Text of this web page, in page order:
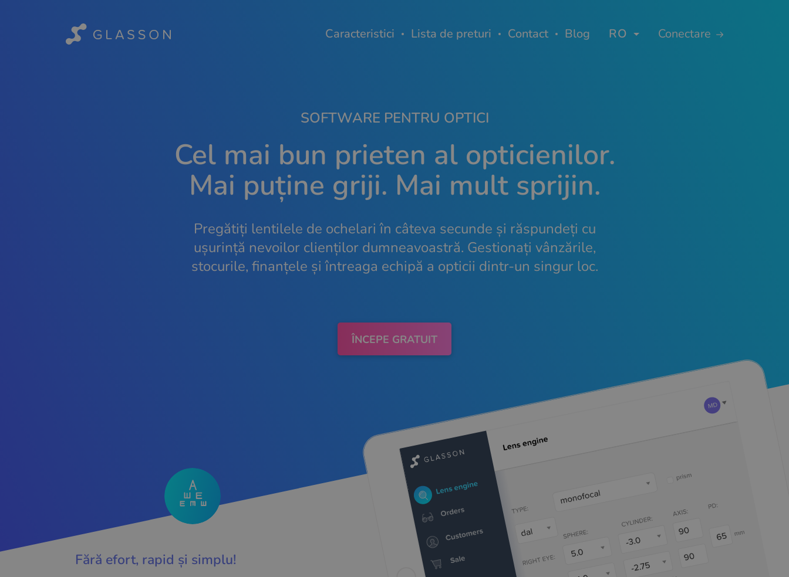
Caracteristici Lista de preturi Contact Blog RO Conectare
SOFTWARE PENTRU OPTICI
Cel mai bun prieten al opticienilor.
Mai puține griji. Mai mult sprijin.
Pregătiți lentilele de ochelari în câteva secunde și răspundeți cu
ușurință nevoilor clienților dumneavoastră. Gestionați vânzările,
stocurile, finanțele și întreaga echipă a opticii dintr-un singur loc.
ÎNCEPE GRATUIT
Fără efort, rapid și simplu!